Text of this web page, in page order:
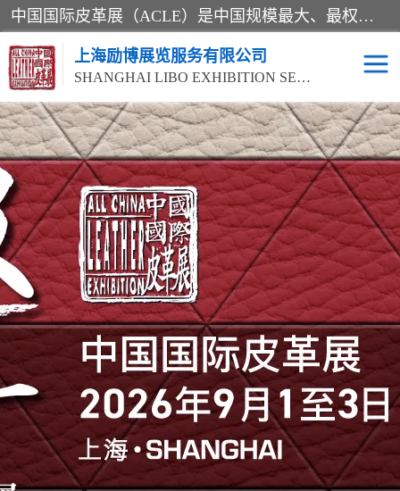
中国国际皮革展（ACLE）是中国规模最大、最权威的国际皮革盛会，自创办以来一直由中国皮革协会（CLIA）和亚太区皮革展有限公司（APLF）共同举办
上海励博展览服务有限公司
SHANGHAI LIBO EXHIBITION SERVICE CO.,LTD
2026中国国际皮革展
ACLE
2026上海皮革机械展
2026上海合成革展会 2026中国国际皮革展
2026中国国际皮革展
ACLE
2026中国国际皮革展